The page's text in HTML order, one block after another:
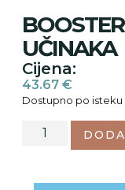
UČINAKA
Cijena:
43.67 €
Dostupno po isteku